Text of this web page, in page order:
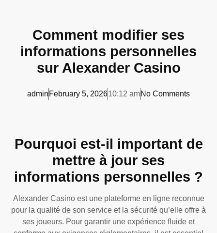
Comment modifier ses
informations personnelles
sur Alexander Casino
admin February 5, 202610:12 amNo Comments
Pourquoi est-il important de
mettre à jour ses
informations personnelles ?
Alexander Casino est une plateforme en ligne reconnue
pour la qualité de son service et la sécurité qu’elle offre à
ses joueurs. Pour garantir une expérience fluide et